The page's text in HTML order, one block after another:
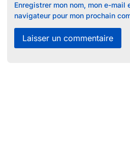
Enregistrer mon nom, mon e-mail
navigateur pour mon prochain